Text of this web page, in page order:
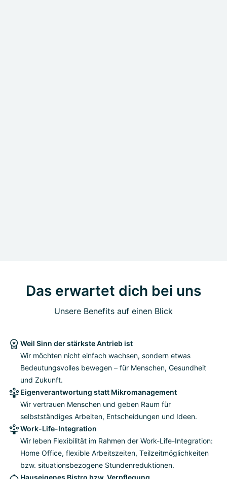
Das erwartet dich bei uns
Unsere Benefits auf einen Blick
Weil Sinn der stärkste Antrieb ist
Wir möchten nicht einfach wachsen, sondern etwas
Bedeutungsvolles bewegen – für Menschen, Gesundheit
und Zukunft.
Eigenverantwortung statt Mikromanagement
Wir vertrauen Menschen und geben Raum für
selbstständiges Arbeiten, Entscheidungen und Ideen.
Work-Life-Integration
Wir leben Flexibilität im Rahmen der Work-Life-Integration:
Home Office, flexible Arbeitszeiten, Teilzeitmöglichkeiten
bzw. situationsbezogene Stundenreduktionen.
Hauseigenes Bistro bzw. Verpflegung